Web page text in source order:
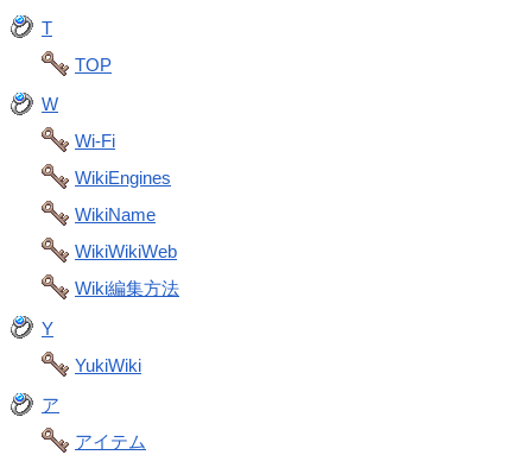
T
TOP
W
Wi-Fi
WikiEngines
WikiName
WikiWikiWeb
Wiki編集方法
Y
YukiWiki
ア
アイテム